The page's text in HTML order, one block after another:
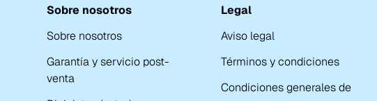
Sobre nosotros
Sobre nosotros
Garantía y servicio post-
venta
Legal
Aviso legal
Términos y condiciones
Condiciones generales de